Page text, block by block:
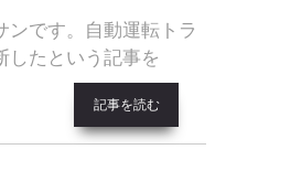
ンです。自動運転トラ
したという記事を
記事を読む